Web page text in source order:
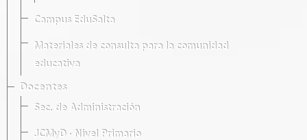
Campus EduSalta
Materiales de consulta para la comunidad
educativa
Docentes
Sec. de Administración
JCMyD · Nivel Primario